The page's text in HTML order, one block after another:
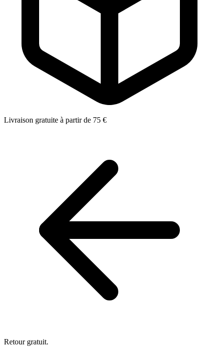
Livraison gratuite à partir de 75 €
Retour gratuit.